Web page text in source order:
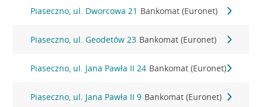
Piaseczno, ul. Dworcowa 21 Bankomat (Euronet)
Piaseczno, ul. Geodetów 23 Bankomat (Euronet)
Piaseczno, ul. Jana Pawła II 24 Bankomat (Euronet)
Piaseczno, ul. Jana Pawła II 9 Bankomat (Euronet)